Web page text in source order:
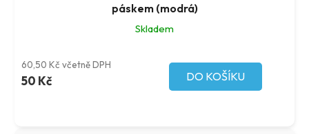
páskem (modrá)
Skladem
60,50 Kč včetně DPH
50 Kč DO KOŠÍKU